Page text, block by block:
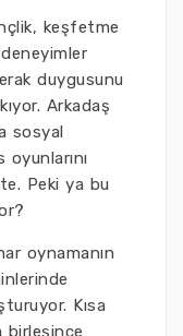
keşfetme
deneyimler
duygusunu
Arkadaş
sosyal
Peki ya bu
oynamanın
Kısa
birleşince